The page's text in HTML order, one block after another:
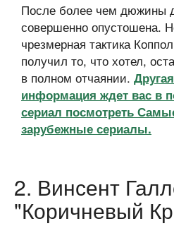
После более чем дюжины
совершенно опустошена.
чрезмерная тактика
получил то, что хотел,
в полном отчаянии.
информация ждет вас в
сериал посмотреть
зарубежные сериалы.
2. Винсент
"Коричневый